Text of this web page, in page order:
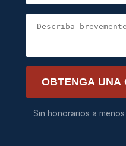
OBTENGA UNA
Sin honorarios a